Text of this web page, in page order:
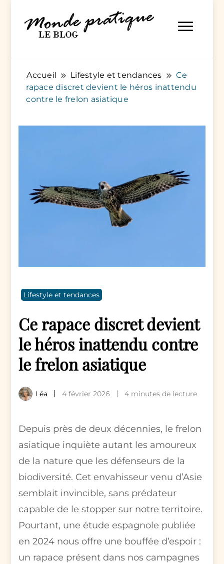
Monde Pratique
Accueil Lifestyle et tendances
Ce
rapace discret devient le héros inattendu
contre le frelon asiatique
Lifestyle et tendances
Ce rapace discret devient
le héros inattendu contre
le frelon asiatique
Léa 4 février 2026 4 minutes de lecture
Depuis près de deux décennies, le frelon
asiatique inquiète autant les amoureux
de la nature que les défenseurs de la
biodiversité. Cet envahisseur venu d’Asie
semblait invincible, sans prédateur
capable de le stopper sur notre territoire.
Pourtant, une étude espagnole publiée
en 2024 nous offre une bouffée d’espoir :
un rapace présent dans nos campagnes